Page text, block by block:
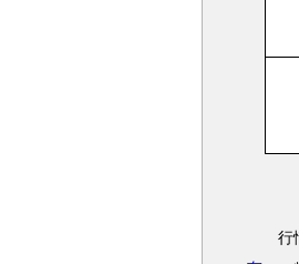
行情